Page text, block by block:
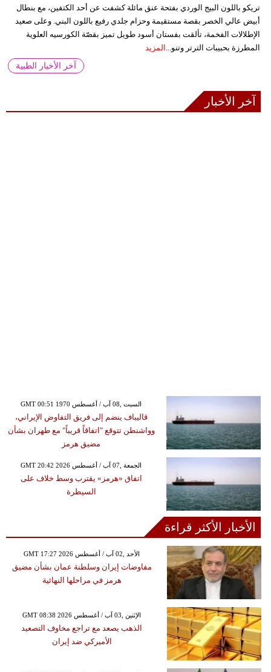
تريكو باللون البيج الوردي بفتحة عنق مائلة كشفت عن أحد الكتفين، مع بنطال
أبيض عالي الخصر بقصة مستقيمة وحزام جلدي رفيع باللون البني. وعلى صعيد
الإطلالات الفخمة، تألقت بفستان أسود طويل تميز بقصّة الكورسيه العلوية
المطرزة بحبيبات الترتر وتنو... المزيد
آخر الأخبار الطبية
آخر الأخبار
GMT 00:51 1970 السبت ,08 آب / أغسطس
قاليباف ينضم إلى فريق التفاوض الإيراني،
وواشنطن تتوقع "اتفاقاً قريباً" مع طهران بشأن
مضيق هرمز
GMT 20:42 2026 الجمعة ,07 آب / أغسطس
اتفاق «هرمز» يقترب وسط خلاف على
السيطرة
الأخبار الأكثر قراءة
GMT 17:27 2026 الأحد ,02 آب / أغسطس
مفاوضات إيران وسلطنة عمان بشأن مضيق
هرمز في مراحلها النهائية
GMT 08:38 2026 الإثنين ,03 آب / أغسطس
الذهب يصعد مع تراجع مخاوف التصعيد
الأميركي ضد إيران